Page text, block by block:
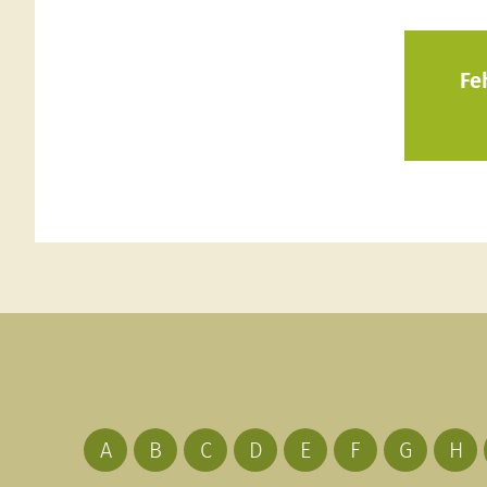
A B C D E F G H